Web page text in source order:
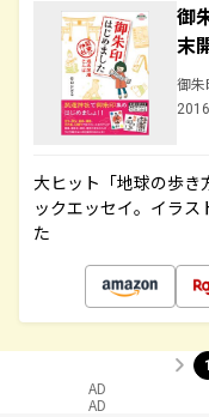
御
末
御朱
大ヒット「地球の歩き
ックエッセイ。イラ
た
1
AD
AD